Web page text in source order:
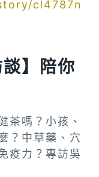
cl4787n
談】陪你
茶嗎？小孩、
？中草藥、穴
疫力？專訪吳